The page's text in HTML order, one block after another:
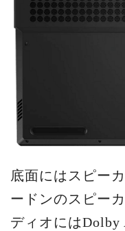
底面にはスピー
ードンのスピー
ディオにはDolby